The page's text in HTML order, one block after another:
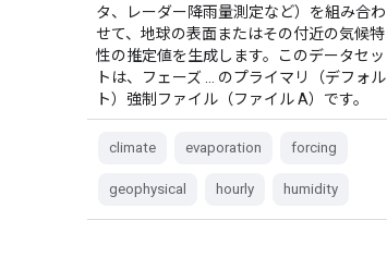
タ、レーダー降雨量測定など）を組み合わ
せて、地球の表面またはその付近の気候特
性の推定値を生成します。このデータセッ
トは、フェーズ … のプライマリ（デフォル
ト）強制ファイル（ファイル A）です。
climate evaporation forcing
geophysical hourly humidity